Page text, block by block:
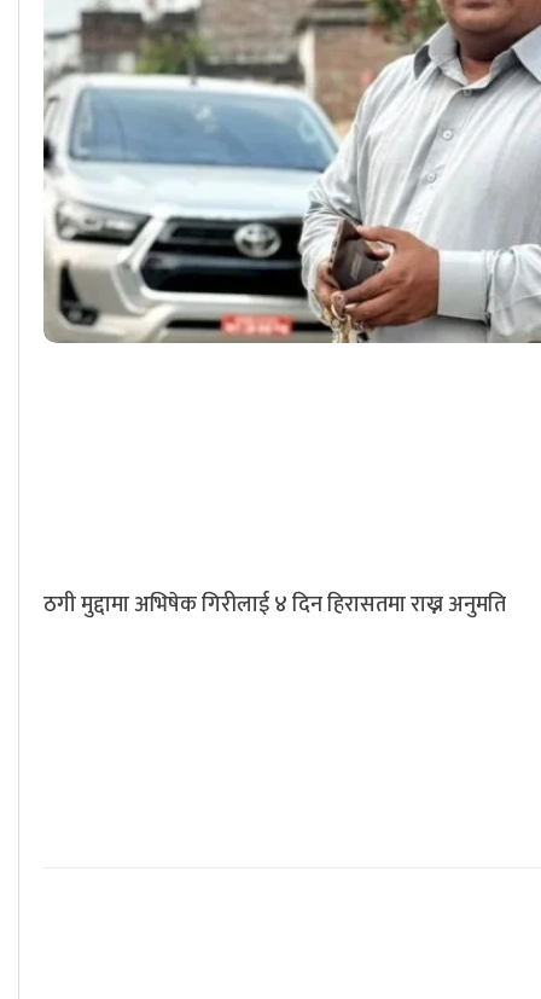
ठगी मुद्दामा अभिषेक गिरीलाई ४ दिन हिरासतमा राख्न अनुमति